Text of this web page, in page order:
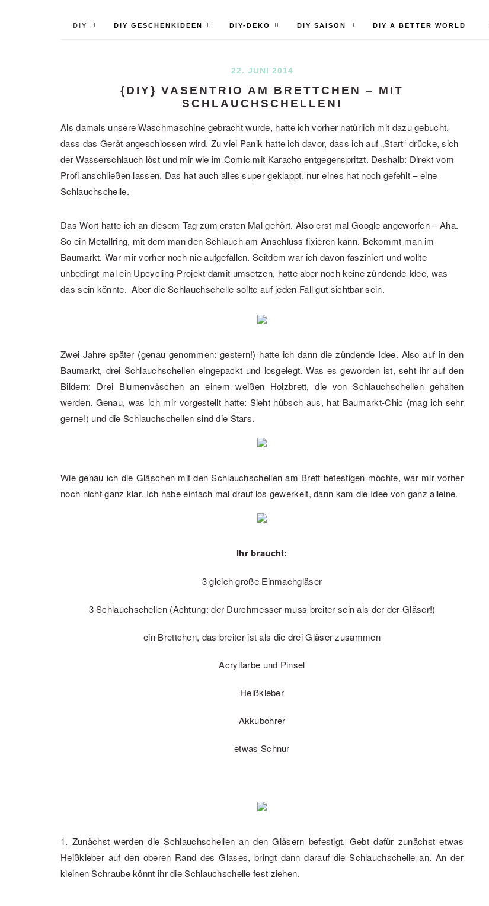
DIY DIY GESCHENKIDEEN DIY-DEKO DIY SAISON DIY A BETTER WORLD
22. JUNI 2014
{DIY} VASENTRIO AM BRETTCHEN – MIT
SCHLAUCHSCHELLEN!
Als damals unsere Waschmaschine gebracht wurde, hatte ich vorher natürlich mit dazu gebucht,
dass das Gerät angeschlossen wird. Zu viel Panik hatte ich davor, dass ich auf „Start“ drücke, sich
der Wasserschlauch löst und mir wie im Comic mit Karacho entgegenspritzt. Deshalb: Direkt vom
Profi anschließen lassen. Das hat auch alles super geklappt, nur eines hat noch gefehlt – eine
Schlauchschelle.
Das Wort hatte ich an diesem Tag zum ersten Mal gehört. Also erst mal Google angeworfen – Aha.
So ein Metallring, mit dem man den Schlauch am Anschluss fixieren kann. Bekommt man im
Baumarkt. War mir vorher noch nie aufgefallen. Seitdem war ich davon fasziniert und wollte
unbedingt mal ein Upcycling-Projekt damit umsetzen, hatte aber noch keine zündende Idee, was
das sein könnte. Aber die Schlauchschelle sollte auf jeden Fall gut sichtbar sein.
Zwei Jahre später (genau genommen: gestern!) hatte ich dann die zündende Idee. Also auf in den
Baumarkt, drei Schlauchschellen eingepackt und losgelegt. Was es geworden ist, seht ihr auf den
Bildern: Drei Blumenväschen an einem weißen Holzbrett, die von Schlauchschellen gehalten
werden. Genau, was ich mir vorgestellt hatte: Sieht hübsch aus, hat Baumarkt-Chic (mag ich sehr
gerne!) und die Schlauchschellen sind die Stars.
Wie genau ich die Gläschen mit den Schlauchschellen am Brett befestigen möchte, war mir vorher
noch nicht ganz klar. Ich habe einfach mal drauf los gewerkelt, dann kam die Idee von ganz alleine.
Ihr braucht:
3 gleich große Einmachgläser
3 Schlauchschellen (Achtung: der Durchmesser muss breiter sein als der der Gläser!)
ein Brettchen, das breiter ist als die drei Gläser zusammen
Acrylfarbe und Pinsel
Heißkleber
Akkubohrer
etwas Schnur
1. Zunächst werden die Schlauchschellen an den Gläsern befestigt. Gebt dafür zunächst etwas
Heißkleber auf den oberen Rand des Glases, bringt dann darauf die Schlauchschelle an. An der
kleinen Schraube könnt ihr die Schlauchschelle fest ziehen.